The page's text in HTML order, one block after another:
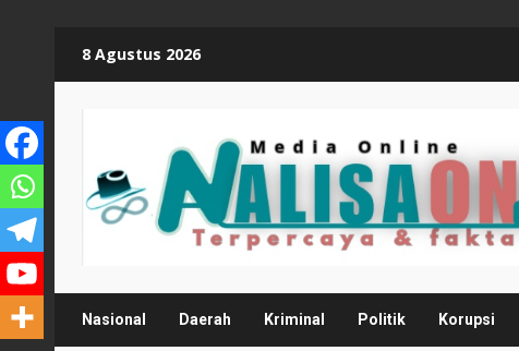
8 Agustus 2026
Nasional Daerah Kriminal Politik Korupsi